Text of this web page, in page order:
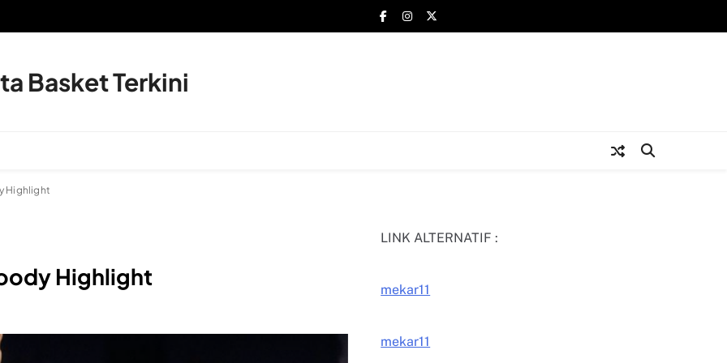
Basket Terkini
Highlight
Highlight
LINK ALTERNATIF :
mekar11
mekar11